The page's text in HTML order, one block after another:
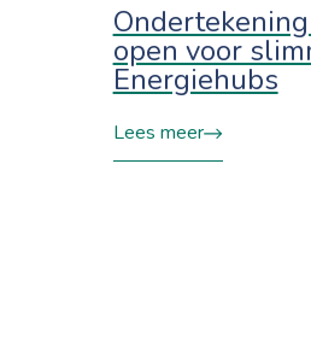
open voor
Energiehubs
Lees meer